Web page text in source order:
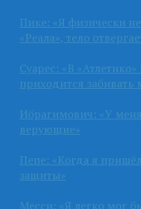
Пике: «Я физически
«Реала», тело
Суарес: «В
приходится забивать
Ибрагимович: «У
верующие»
Пепе: «Когда я
защиты»
Месси: «Я легко мог